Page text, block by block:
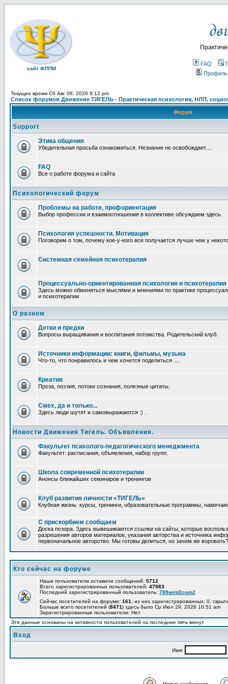
сайт ФППМ
FAQ
Профиль
Текущее время Сб Авг 08, 2026 9:12 pm
Список форумов Движение ТИГЕЛЬ - Практическая психология, НЛП,
Форум
Support
Этика общения
Убедительная просьба ознакомиться. Незнание не освобождает....
FAQ
Все о работе форума и сайта
Психологический форум
Проблемы на работе, профориентация
Выбор профессии и взаимоотношения в коллективе обсуждаем здесь.
Психология успешности. Мотивация
Поговорим о том, почему кое-у-кого все получается лучше чем у
Системная семейная психотерапия
Процессуально-ориентированная психология и психотерапия
Здесь можно обменяться мыслями и мнениями по практике
и психотерапии
О разном
Детки и предки
Вопросы выращивания и воспитания потомства. Родительский клуб.
Источники информации: книги, фильмы, музыка
Что-то, что понравилось и чем хочется поделиться ....
Креатив
Проза, поэзия, потоки сознания, полезные цитаты.
Смех, да и только...
Здесь люди шутят и самовыражаются :) .
Новости Движения Тигель. Объявления.
Факультет психолого-педагогического менеджмента
Факультет: расписания, объявления, набор групп.
Школа современной психотерапии
Анонсы ближайших семинаров и тренингов
Клуб развития личности «ТИГЕЛЬ»
Клубная жизнь: курсы, тренинги, образовательные программы,
С прискорбием сообщаем
Доска позора. Здесь вывешиваются ссылки на сайты, которые
разрешения авторов материалов, указания авторства и источника
первоначальное авторство. Мы готовы делиться, но зачем же воровать?
Кто сейчас на форуме
Наши пользователи оставили сообщений: 5712
Всего зарегистрированных пользователей: 47983
Последний зарегистрированный пользователь: 789wint2com2
Сейчас посетителей на форуме: 161
, из них зарегистрированных: 0,
Больше всего посетителей (8471) здесь было Ср Июл 29, 2026 10:51 am
Зарегистрированные пользователи: Нет
Эти данные основаны на активности пользователей за последние пять минут
Вход
Имя: